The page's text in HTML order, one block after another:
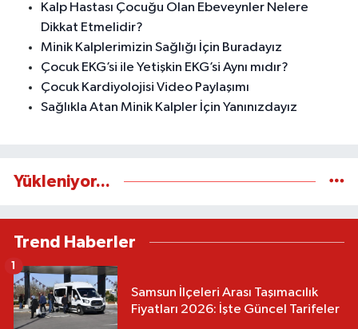
Kalp Hastası Çocuğu Olan Ebeveynler Nelere
Dikkat Etmelidir?
Minik Kalplerimizin Sağlığı İçin Buradayız
Çocuk EKG’si ile Yetişkin EKG’si Aynı mıdır?
Çocuk Kardiyolojisi Video Paylaşımı
Sağlıkla Atan Minik Kalpler İçin Yanınızdayız
Yükleniyor...
Trend Haberler
Samsun İlçeleri Arası Taşımacılık
Fiyatları 2026: İşte Güncel Tarifeler
1